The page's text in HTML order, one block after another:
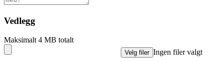
Vedlegg
Maksimalt 4 MB totalt
Velg filer Ingen filer valgt